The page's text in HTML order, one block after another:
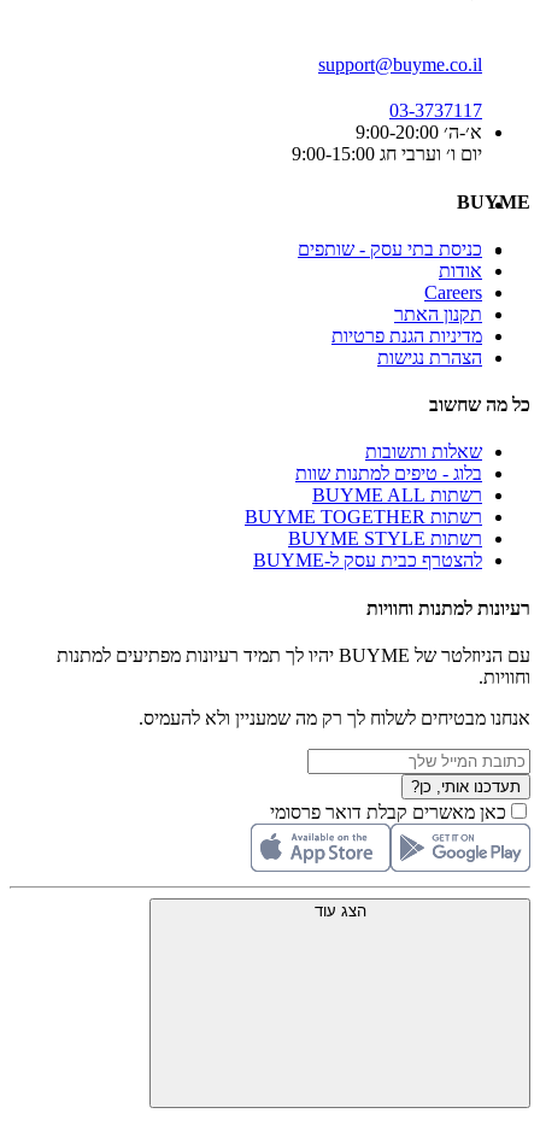
support@buyme.co.il
03-3737117
א׳-ה׳ 9:00-20:00
יום ו׳ וערבי חג 9:00-15:00
BUYME
כניסת בתי עסק - שותפים
אודות
Careers
תקנון האתר
מדיניות הגנת פרטיות
הצהרת נגישות
כל מה שחשוב
שאלות ותשובות
בלוג - טיפים למתנות שוות
רשתות BUYME ALL
רשתות BUYME TOGETHER
רשתות BUYME STYLE
להצטרף כבית עסק ל-BUYME
רעיונות למתנות וחוויות
עם הניוזלטר של BUYME יהיו לך תמיד רעיונות מפתיעים למתנות
וחוויות.
אנחנו מבטיחים לשלוח לך רק מה שמעניין ולא להעמיס.
תעדכנו אותי, כן?
כאן מאשרים קבלת דואר פרסומי
הצג עוד